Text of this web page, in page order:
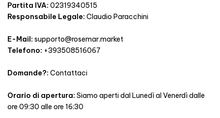
Partita IVA: 02319340515
Responsabile Legale: Claudio Paracchini
E-Mail: supporto@rosemar.market
Telefono: +393508516067
Domande?: Contattaci
Orario di apertura: Siamo aperti dal Lunedì al Venerdì dalle
ore 09:30 alle ore 16:30